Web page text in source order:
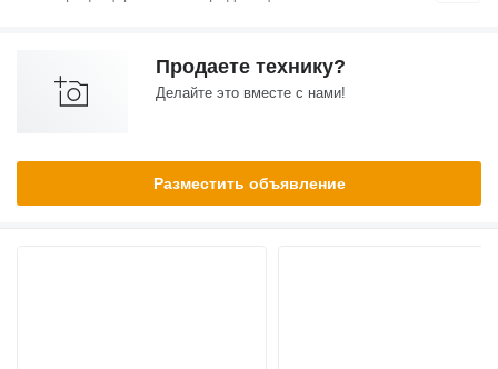
Продаете технику?
Делайте это вместе с нами!
Разместить объявление